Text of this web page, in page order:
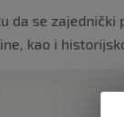
da se
kao i